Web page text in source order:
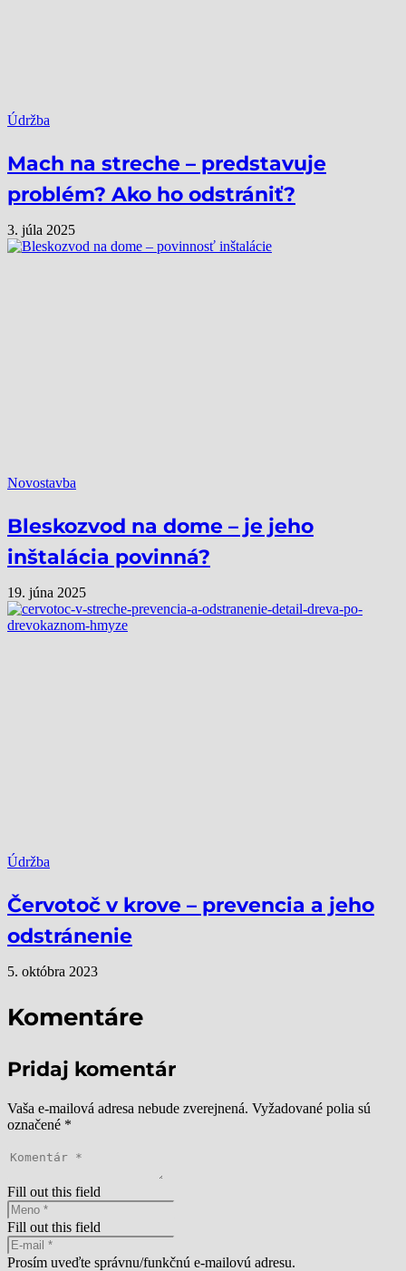
Údržba
Mach na streche – predstavuje
problém? Ako ho odstrániť?
3. júla 2025
Novostavba
Bleskozvod na dome – je jeho
inštalácia povinná?
19. júna 2025
Údržba
Červotoč v krove – prevencia a jeho
odstránenie
5. októbra 2023
Komentáre
Pridaj komentár
Vaša e-mailová adresa nebude zverejnená. Vyžadované polia sú
označené *
Fill out this field
Fill out this field
Prosím uveďte správnu/funkčnú e-mailovú adresu.